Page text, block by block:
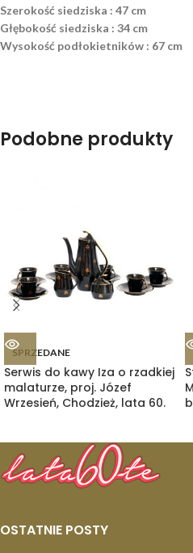
Szerokość siedziska : 47 cm
Głębokość siedziska : 34 cm
Wysokość podłokietników : 67 cm
Podobne produkty
SPRZEDANE
Serwis do kawy Iza o rzadkiej
malaturze, proj. Józef
Wrzesień, Chodzież, lata 60.
OSTATNIE POSTY